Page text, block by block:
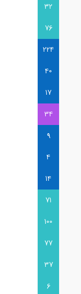
32
76
224
40
17
34
9
4
14
71
100
77
37
6